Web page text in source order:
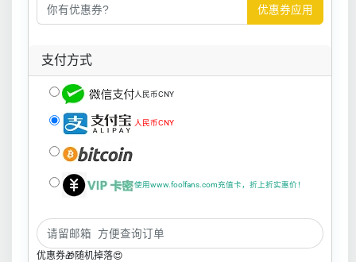
优惠券应用
支付方式
人民币CNY
人民币CNY
使用www.foolfans.com充值卡，折上折实惠价！
优惠券🎁随机掉落😍